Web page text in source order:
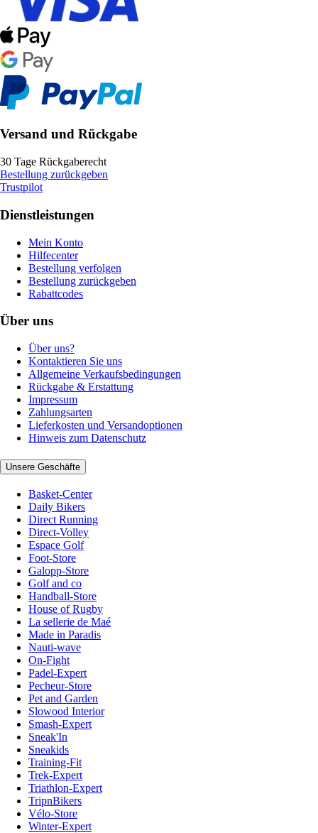
Versand und Rückgabe
30 Tage Rückgaberecht
Bestellung zurückgeben
Trustpilot
Dienstleistungen
Mein Konto
Hilfecenter
Bestellung verfolgen
Bestellung zurückgeben
Rabattcodes
Über uns
Über uns?
Kontaktieren Sie uns
Allgemeine Verkaufsbedingungen
Rückgabe & Erstattung
Impressum
Zahlungsarten
Lieferkosten und Versandoptionen
Hinweis zum Datenschutz
Unsere Geschäfte
Basket-Center
Daily Bikers
Direct Running
Direct-Volley
Espace Golf
Foot-Store
Galopp-Store
Golf and co
Handball-Store
House of Rugby
La sellerie de Maé
Made in Paradis
Nauti-wave
On-Fight
Padel-Expert
Pecheur-Store
Pet and Garden
Slowood Interior
Smash-Expert
Sneak'In
Sneakids
Training-Fit
Trek-Expert
Triathlon-Expert
TripnBikers
Vélo-Store
Winter-Expert